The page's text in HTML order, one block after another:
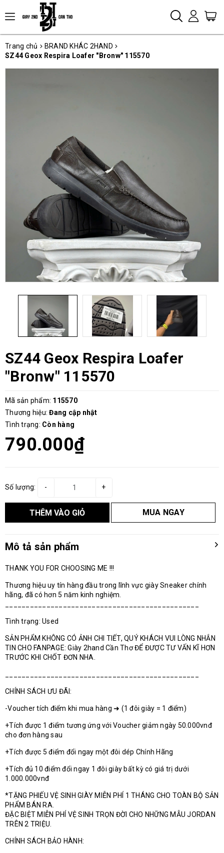
Trang chủ
BRAND KHÁC 2HAND
SZ44 Geox Respira Loafer "Bronw" 115570
SZ44 Geox Respira Loafer
"Bronw" 115570
Mã sản phẩm: 115570
Thương hiệu: Đang cập nhật
Tình trạng: Còn hàng
790.000₫
Số lượng: +
-
THÊM VÀO GIỎ MUA NGAY
Mô tả sản phẩm
THANK YOU FOR CHOOSING ME !!!
Thương hiệu uy tín hàng đầu trong lĩnh vực giày Sneaker chính
hãng, đã có hơn 5 năm kinh nghiệm.
Tình trạng: Used
SẢN PHẨM KHÔNG CÓ ẢNH CHI TIẾT, QUÝ KHÁCH VUI LÒNG NHẮN
TIN CHO FANPAGE: Giày 2hand Cần Thơ ĐỂ ĐƯỢC TƯ VẤN KĨ HƠN
TRƯỚC KHI CHỐT ĐƠN NHA.
CHÍNH SÁCH ƯU ĐÃI:
-Voucher tích điểm khi mua hàng ➜ (1 đôi giày = 1 điểm)
+Tích được 1 điểm tương ứng với Voucher giảm ngày 50.000vnđ
cho đơn hàng sau
+Tích được 5 điểm đổi ngay một đôi dép Chính Hãng
+Tích đủ 10 điểm đổi ngay 1 đôi giày bất kỳ có giá trị dưới
1.000.000vnđ
*TẶNG PHIẾU VỆ SINH GIÀY MIỄN PHÍ 1 THÁNG CHO TOÀN BỘ SẢN
PHẨM BÁN RA.
ĐẶC BIỆT MIỄN PHÍ VỆ SINH TRỌN ĐỜI CHO NHỮNG MẪU JORDAN
TRÊN 2 TRIỆU.
CHÍNH SÁCH BẢO HÀNH: